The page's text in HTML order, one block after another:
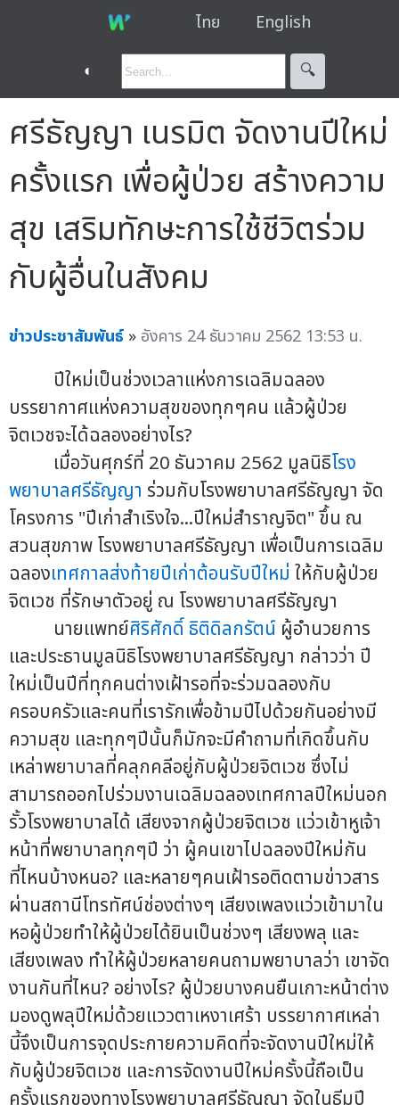
ไทย English
◐ 🔍︎
ศรีธัญญา เนรมิต จัดงานปีใหม่
ครั้งแรก เพื่อผู้ป่วย สร้างความ
สุข เสริมทักษะการใช้ชีวิตร่วม
กับผู้อื่นในสังคม
ข่าวประชาสัมพันธ์ » อังคาร 24 ธันวาคม 2562 13:53 น.
ปีใหม่เป็นช่วงเวลาแห่งการเฉลิมฉลอง
บรรยากาศแห่งความสุขของทุกๆคน แล้วผู้ป่วย
จิตเวชจะได้ฉลองอย่างไร?
เมื่อวันศุกร์ที่ 20 ธันวาคม 2562 มูลนิธิโรง
พยาบาลศรีธัญญา ร่วมกับโรงพยาบาลศรีธัญญา จัด
โครงการ "ปีเก่าสำเริงใจ...ปีใหม่สำราญจิต" ขึ้น ณ
สวนสุขภาพ โรงพยาบาลศรีธัญญา เพื่อเป็นการเฉลิม
ฉลองเทศกาลส่งท้ายปีเก่าต้อนรับปีใหม่ ให้กับผู้ป่วย
จิตเวช ที่รักษาตัวอยู่ ณ โรงพยาบาลศรีธัญญา
นายแพทย์ศิริศักดิ์ ธิติดิลกรัตน์ ผู้อำนวยการ
และประธานมูลนิธิโรงพยาบาลศรีธัญญา กล่าวว่า ปี
ใหม่เป็นปีที่ทุกคนต่างเฝ้ารอที่จะร่วมฉลองกับ
ครอบครัวและคนที่เรารักเพื่อข้ามปีไปด้วยกันอย่างมี
ความสุข และทุกๆปีนั้นก็มักจะมีคำถามที่เกิดขึ้นกับ
เหล่าพยาบาลที่คลุกคลีอยู่กับผู้ป่วยจิตเวช ซึ่งไม่
สามารถออกไปร่วมงานเฉลิมฉลองเทศกาลปีใหม่นอก
รั้วโรงพยาบาลได้ เสียงจากผู้ป่วยจิตเวช แว่วเข้าหูเจ้า
หน้าที่พยาบาลทุกๆปี ว่า ผู้คนเขาไปฉลองปีใหม่กัน
ที่ไหนบ้างหนอ? และหลายๆคนเฝ้ารอติดตามข่าวสาร
ผ่านสถานีโทรทัศน์ช่องต่างๆ เสียงเพลงแว่วเข้ามาใน
หอผู้ป่วยทำให้ผู้ป่วยได้ยินเป็นช่วงๆ เสียงพลุ และ
เสียงเพลง ทำให้ผู้ป่วยหลายคนถามพยาบาลว่า เขาจัด
งานกันที่ไหน? อย่างไร? ผู้ป่วยบางคนยืนเกาะหน้าต่าง
มองดูพลุปีใหม่ด้วยแววตาเหงาเศร้า บรรยากาศเหล่า
นี้จึงเป็นการจุดประกายความคิดที่จะจัดงานปีใหม่ให้
กับผู้ป่วยจิตเวช และการจัดงานปีใหม่ครั้งนี้ถือเป็น